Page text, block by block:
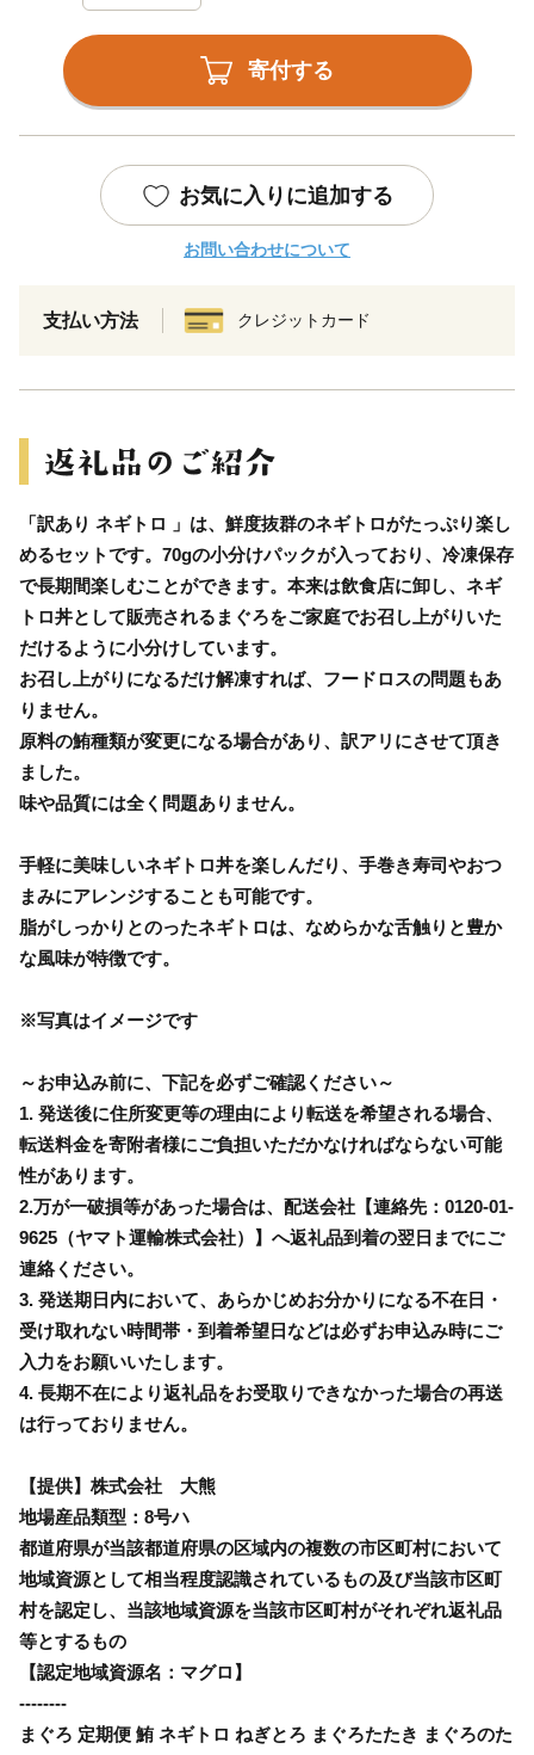
寄付する
お気に入りに追加する
お問い合わせについて
支払い方法 クレジットカード
「訳あり ネギトロ 」は、鮮度抜群のネギトロがたっぷり楽し
めるセットです。70gの小分けパックが入っており、冷凍保存
で長期間楽しむことができます。本来は飲食店に卸し、ネギ
トロ丼として販売されるまぐろをご家庭でお召し上がりいた
だけるように小分けしています。
お召し上がりになるだけ解凍すれば、フードロスの問題もあ
りません。
原料の鮪種類が変更になる場合があり、訳アリにさせて頂き
ました。
味や品質には全く問題ありません。
手軽に美味しいネギトロ丼を楽しんだり、手巻き寿司やおつ
まみにアレンジすることも可能です。
脂がしっかりとのったネギトロは、なめらかな舌触りと豊か
な風味が特徴です。
※写真はイメージです
～お申込み前に、下記を必ずご確認ください～
1. 発送後に住所変更等の理由により転送を希望される場合、
転送料金を寄附者様にご負担いただかなければならない可能
性があります。
2.万が一破損等があった場合は、配送会社【連絡先：0120-01-
9625（ヤマト運輸株式会社）】へ返礼品到着の翌日までにご
連絡ください。
3. 発送期日内において、あらかじめお分かりになる不在日・
受け取れない時間帯・到着希望日などは必ずお申込み時にご
入力をお願いいたします。
4. 長期不在により返礼品をお受取りできなかった場合の再送
は行っておりません。
【提供】株式会社 大熊
地場産品類型：8号ハ
都道府県が当該都道府県の区域内の複数の市区町村において
地域資源として相当程度認識されているもの及び当該市区町
村を認定し、当該地域資源を当該市区町村がそれぞれ返礼品
等とするもの
【認定地域資源名：マグロ】
--------
まぐろ 定期便 鮪 ネギトロ ねぎとろ まぐろたたき まぐろのた